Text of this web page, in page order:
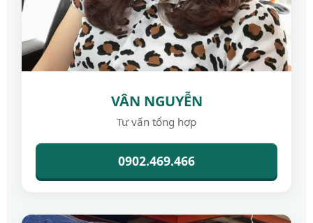
VÂN NGUYỄN
Tư vấn tổng hợp
0902.469.466